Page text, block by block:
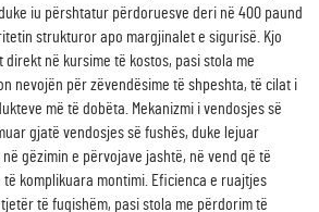
iu përshtatur përdoruesve deri në 400 paund
strukturor apo margjinalet e sigurisë. Kjo
në kursime të kostos, pasi stola me
nevojën për zëvendësime të shpeshta, të cilat i
më të dobëta. Mekanizmi i vendosjes së
gjatë vendosjes së fushës, duke lejuar
gëzimin e përvojave jashtë, në vend që të
komplikuara montimi. Eficienca e ruajtjes
të fuqishëm, pasi stola me përdorim të